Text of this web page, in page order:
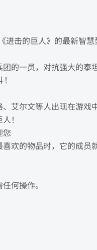
击的巨人》的最新智慧
的一员，对抗强大的泰坦
艾尔文等人出现在游戏中
！
您
欢的物品时，它的成员
何操作。